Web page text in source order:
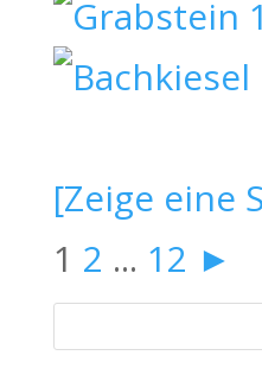
[Zeige eine
1 2 ... 12 ►